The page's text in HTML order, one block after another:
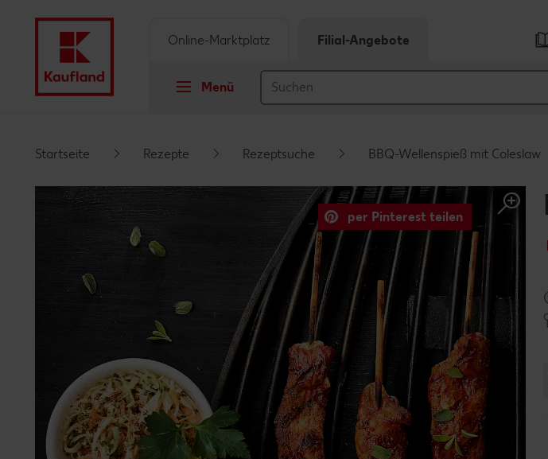
Footer
Menü
Online-Marktplatz Filial-Angebote
Startseite Rezepte Rezeptsuche BBQ-Wellenspieß mit Coleslaw
per Pinterest teilen